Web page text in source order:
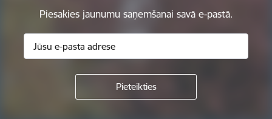
Piesakies jaunumu saņemšanai savā e-pastā.